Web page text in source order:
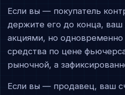
Если вы — покупатель
держите его до конца, ваш
акциями, но
средства по цене
рыночной, а
Если вы — продавец, ваш